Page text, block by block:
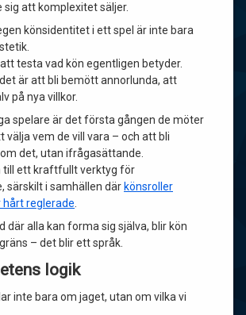
sig att komplexitet säljer.
könsidentitet i ett spel är inte bara
testa vad kön egentligen betyder.
är att bli bemött annorlunda, att
på nya villkor.
spelare är det första gången de möter
välja vem de vill vara – och att bli
det, utan ifrågasättande.
till ett kraftfullt verktyg för
särskilt i samhällen där könsroller
reglerade
där alla kan forma sig själva, blir kön
– det blir ett språk.
logik
inte bara om jaget, utan om vilka vi